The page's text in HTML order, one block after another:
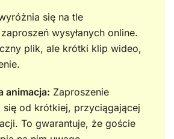
się na tle
wysyłanych online.
plik, ale krótki klip wideo,
animacja: Zaproszenie
się od krótkiej, przyciągającej
To gwarantuje, że goście